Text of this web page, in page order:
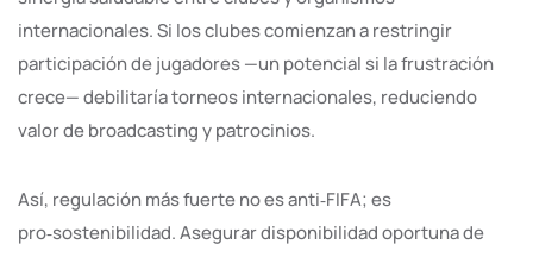
internacionales. Si los clubes comienzan a restringir
participación de jugadores —un potencial si la frustración
crece— debilitaría torneos internacionales, reduciendo
valor de broadcasting y patrocinios.
Así, regulación más fuerte no es anti‑FIFA; es
pro‑sostenibilidad. Asegurar disponibilidad oportuna de